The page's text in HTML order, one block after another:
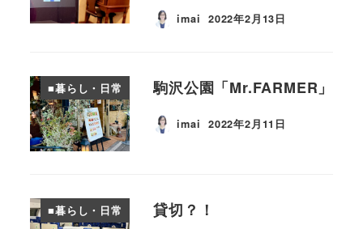
imai 投稿日
2022年2月13日
■暮らし・日常 駒沢公園「Mr.FARMER」
imai 投稿日
2022年2月11日
■暮らし・日常 貸切？！